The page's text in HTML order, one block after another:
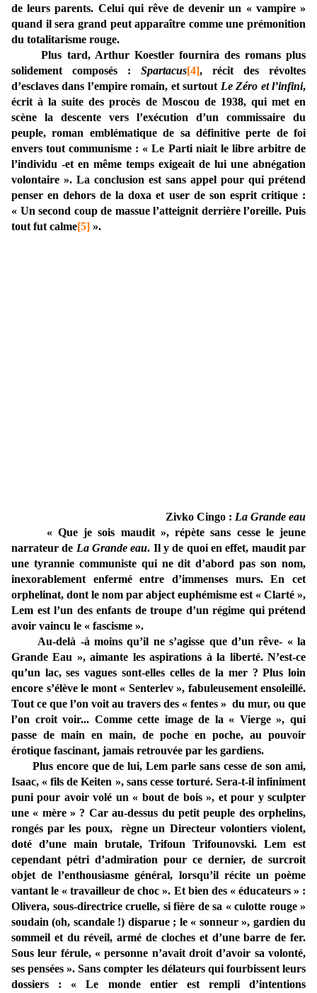
de leurs parents. Celui qui rêve de devenir un « vampire »
quand il sera grand peut apparaître comme une prémonition
du totalitarisme rouge.
Plus tard, Arthur Koestler fournira des romans plus
solidement composés : Spartacus[4], récit des révoltes
d’esclaves dans l’empire romain, et surtout Le Zéro et l’infini,
écrit à la suite des procès de Moscou de 1938, qui met en
scène la descente vers l’exécution d’un commissaire du
peuple, roman emblématique de sa définitive perte de foi
envers tout communisme : « Le Parti niait le libre arbitre de
l’individu -et en même temps exigeait de lui une abnégation
volontaire ». La conclusion est sans appel pour qui prétend
penser en dehors de la doxa et user de son esprit critique :
« Un second coup de massue l’atteignit derrière l’oreille. Puis
tout fut calme[5] ».
Zivko Cingo : La Grande eau
« Que je sois maudit », répète sans cesse le jeune
narrateur de La Grande eau. Il y de quoi en effet, maudit par
une tyrannie communiste qui ne dit d’abord pas son nom,
inexorablement enfermé entre d’immenses murs. En cet
orphelinat, dont le nom par abject euphémisme est « Clarté »,
Lem est l’un des enfants de troupe d’un régime qui prétend
avoir vaincu le « fascisme ».
Au-delà -à moins qu’il ne s’agisse que d’un rêve- « la
Grande Eau », aimante les aspirations à la liberté. N’est-ce
qu’un lac, ses vagues sont-elles celles de la mer ? Plus loin
encore s’élève le mont « Senterlev », fabuleusement ensoleillé.
Tout ce que l’on voit au travers des « fentes » du mur, ou que
l’on croit voir... Comme cette image de la « Vierge », qui
passe de main en main, de poche en poche, au pouvoir
érotique fascinant, jamais retrouvée par les gardiens.
Plus encore que de lui, Lem parle sans cesse de son ami,
Isaac, « fils de Keiten », sans cesse torturé. Sera-t-il infiniment
puni pour avoir volé un « bout de bois », et pour y sculpter
une « mère » ? Car au-dessus du petit peuple des orphelins,
rongés par les poux, règne un Directeur volontiers violent,
doté d’une main brutale, Trifoun Trifounovski. Lem est
cependant pétri d’admiration pour ce dernier, de surcroit
objet de l’enthousiasme général, lorsqu’il récite un poème
vantant le « travailleur de choc ». Et bien des « éducateurs » :
Olivera, sous-directrice cruelle, si fière de sa « culotte rouge »
soudain (oh, scandale !) disparue ; le « sonneur », gardien du
sommeil et du réveil, armé de cloches et d’une barre de fer.
Sous leur férule, « personne n’avait droit d’avoir sa volonté,
ses pensées ». Sans compter les délateurs qui fourbissent leurs
dossiers : « Le monde entier est rempli d’intentions